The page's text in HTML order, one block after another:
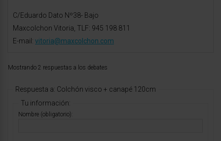
C/Eduardo Dato Nº38- Bajo
Maxcolchon Vitoria, TLF: 945 198 811
E-mail: vitoria@maxcolchon.com
Mostrando 2 respuestas a los debates
Respuesta a: Colchón visco + canapé 120cm
Tu información:
Nombre (obligatorio):